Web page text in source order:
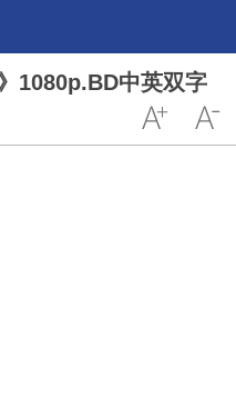
1080p.BD中英双字